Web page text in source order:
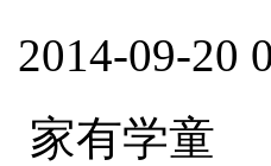
09-20
家有学童